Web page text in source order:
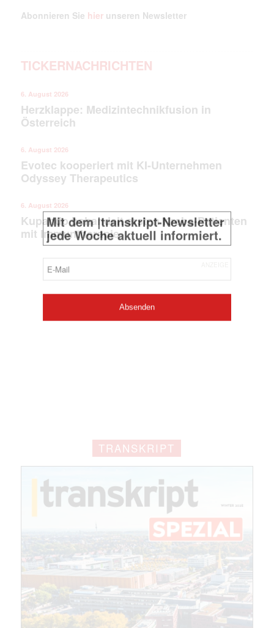
Abonnieren Sie hierunseren Newsletter
TICKERNACHRICHTEN
6. August 2026
Herzklappe: Medizintechnikfusion in
Österreich
6. August 2026
Evotec kooperiert mit KI-Unternehmen
Odyssey Therapeutics
6. August 2026
Kupando behandelt ersten Krebs-Patienten
mit Immuntherapie
TRANSKRIPT